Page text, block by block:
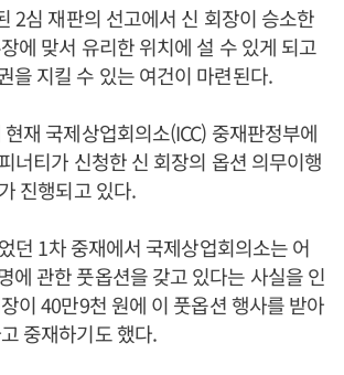
2심 재판의 선고에서 신 회장이 승소한
에 맞서 유리한 위치에 설 수 있게 되고
을 지킬 수 있는 여건이 마련된다.
재 국제상업회의소(ICC) 중재판정부에
너티가 신청한 신 회장의 옵션 의무이행
진행되고 있다.
던 1차 중재에서 국제상업회의소는 어
에 관한 풋옵션을 갖고 있다는 사실을 인
이 40만9천 원에 이 풋옵션 행사를 받아
중재하기도 했다.